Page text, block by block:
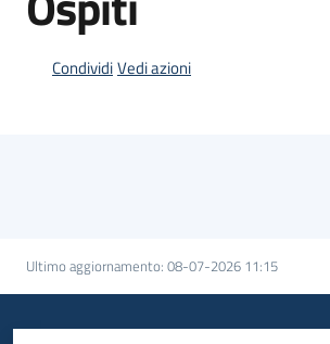
Servizi
Programmi
CondividiVedi azioni
Ultimo aggiornamento: 08-07-2026 11:15